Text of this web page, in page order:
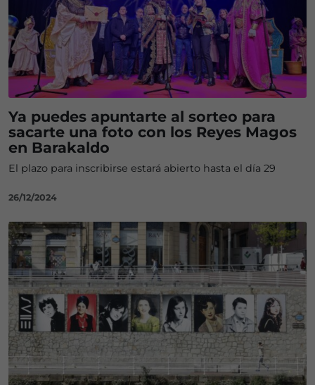
Ya puedes apuntarte al sorteo para
sacarte una foto con los Reyes Magos
en Barakaldo
El plazo para inscribirse estará abierto hasta el día 29
26/12/2024